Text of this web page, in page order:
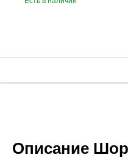
Описание